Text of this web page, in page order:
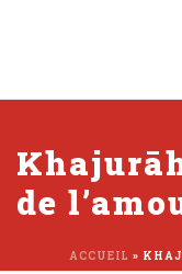
de
ACCUEIL »